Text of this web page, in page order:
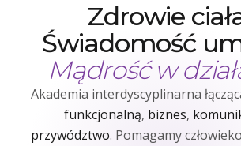
Zdrowie
Świadomość
Mądrość w
Akademia interdyscyplinarna
funkcjonalną, biznes,
przywództwo. Pomagamy